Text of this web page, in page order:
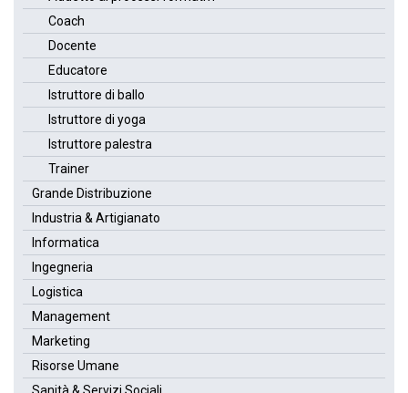
Coach
Docente
Educatore
Istruttore di ballo
Istruttore di yoga
Istruttore palestra
Trainer
Grande Distribuzione
Industria & Artigianato
Informatica
Ingegneria
Logistica
Management
Marketing
Risorse Umane